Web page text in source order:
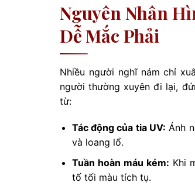
Nguyên Nhân
Dễ Mắc Phải
Nhiều người nghĩ nám chỉ
người thường xuyên đi lại,
từ:
Tác động của tia UV: Ánh
và loang lổ.
Tuần hoàn máu kém: Khi
tố tối màu tích tụ.